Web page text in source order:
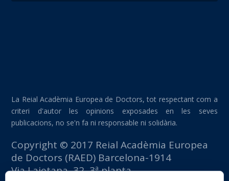
La Reial Acadèmia Europea de Doctors, tot respectant com a
criteri d'autor les opinions exposades en les seves
publicacions, no se'n fa ni responsable ni solidària.
Copyright © 2017 Reial Acadèmia Europea
de Doctors (RAED) Barcelona-1914
Via Laietana, 32, 3ª planta